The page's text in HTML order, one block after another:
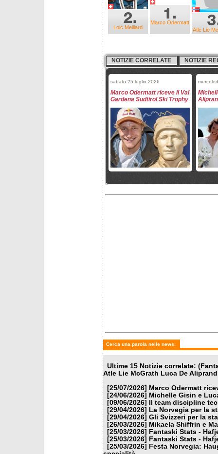
Marco Odermatt
Loic Meillard Atle Lie
NOTIZIE CORRELATE NOTIZIE
sabato 25 luglio 2026
Marco Odermatt riceve il Val
Gardena Sudtirol Ski Trophy
2026/2027
2026/
Cerca una parola nelle news:
Ultime 15 Notizie correlate:
Atle Lie McGrath Luca De
[25/07/2026] Marco Odermatt
[24/06/2026] Michelle Gisin e
[09/06/2026]
Il team discipline
[29/04/2026]
La Norvegia per la
[29/04/2026] Gli Svizzeri per la
[26/03/2026] Mikaela Shiffrin e
[25/03/2026]
Fantaski Stats -
[25/03/2026]
Fantaski Stats -
[25/03/2026]
Festa Norvegia: